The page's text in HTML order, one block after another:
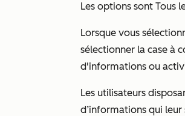
Les options sont Tous
Lorsque vous
sélectionner la case à
d'informations ou
Les utilisateurs
d’informations qui leur